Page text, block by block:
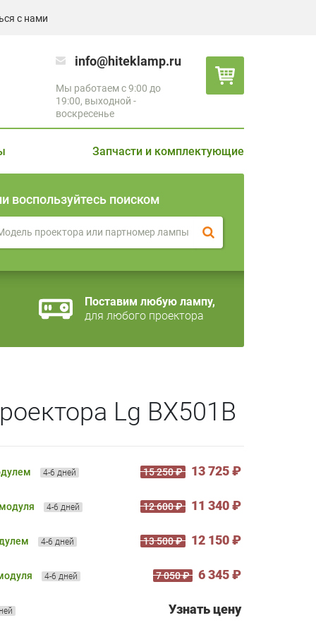
с нами
info@hiteklamp.ru
Мы работаем с 9:00 до
19:00, выходной -
воскресенье
Запчасти и комплектующие
воспользуйтесь поиском
Поставим любую лампу,
для любого проектора
Lg BX501B
4-6 дней 15 250 ₽ 13 725 ₽
4-6 дней 12 600 ₽ 11 340 ₽
4-6 дней 13 500 ₽ 12 150 ₽
4-6 дней 7 050 ₽ 6 345 ₽
Узнать цену